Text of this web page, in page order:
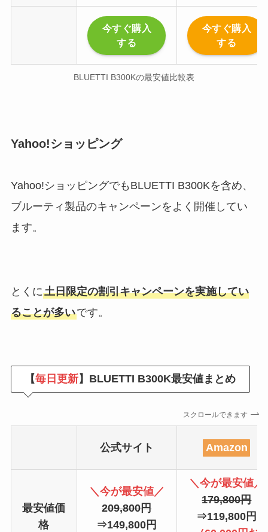
今すぐ購入
する
今すぐ購入
する
BLUETTI B300Kの最安値比較表
Yahoo!ショッピング
Yahoo!ショッピングでもBLUETTI B300Kを含め、
ブルーティ製品のキャンペーンをよく開催してい
ます。
とくに土日限定の割引キャンペーンを実施してい
ることが多いです。
【毎日更新】BLUETTI B300K最安値まとめ
スクロールできます
公式サイト Amazon
最安値価
格
＼今が最安値／
209,800円
⇒149,800円
＼今が最安値／
179,800円
⇒119,800円